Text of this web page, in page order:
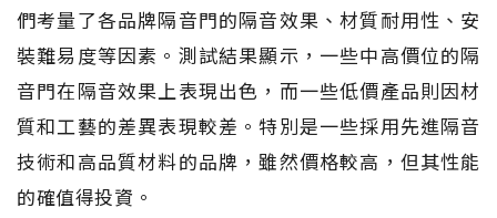
們考量了各品牌隔音門的隔音效果、材質耐用性、安
裝難易度等因素。測試結果顯示，一些中高價位的隔
音門在隔音效果上表現出色，而一些低價產品則因材
質和工藝的差異表現較差。特別是一些採用先進隔音
技術和高品質材料的品牌，雖然價格較高，但其性能
的確值得投資。